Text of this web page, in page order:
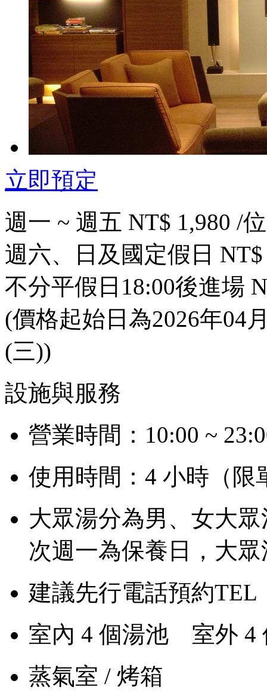
立即預定
週一 ~ 週五 NT$ 1,980 /位
週六、日及國定假日 NT$
不分平假日18:00後進場
(價格起始日為2026年04
(三))
設施與服務
營業時間：10:00 ~
使用時間：4 小時（限
大眾湯分為男、女大
次週一為保養日，大
建議先行電話預約TEL
室內 4 個湯池 室外 4
蒸氣室 / 烤箱